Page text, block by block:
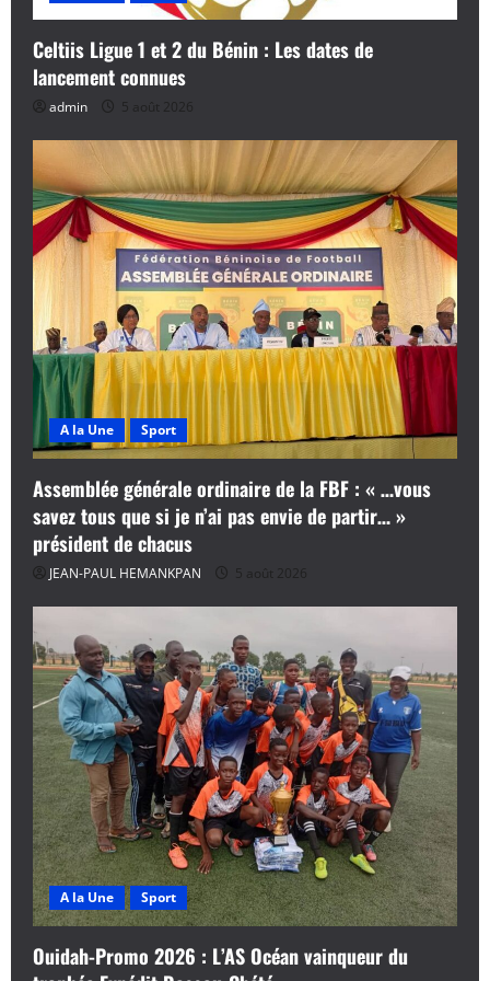
Celtiis Ligue 1 et 2 du Bénin : Les dates de
lancement connues
admin 5 août 2026
A la Une Sport
Assemblée générale ordinaire de la FBF : « …vous
savez tous que si je n’ai pas envie de partir… »
président de chacus
JEAN-PAUL HEMANKPAN 5 août 2026
A la Une Sport
Ouidah-Promo 2026 : L’AS Océan vainqueur du